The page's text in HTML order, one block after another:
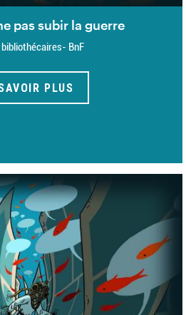
pas subir la guerre
bibliothécaires- BnF
PLUS